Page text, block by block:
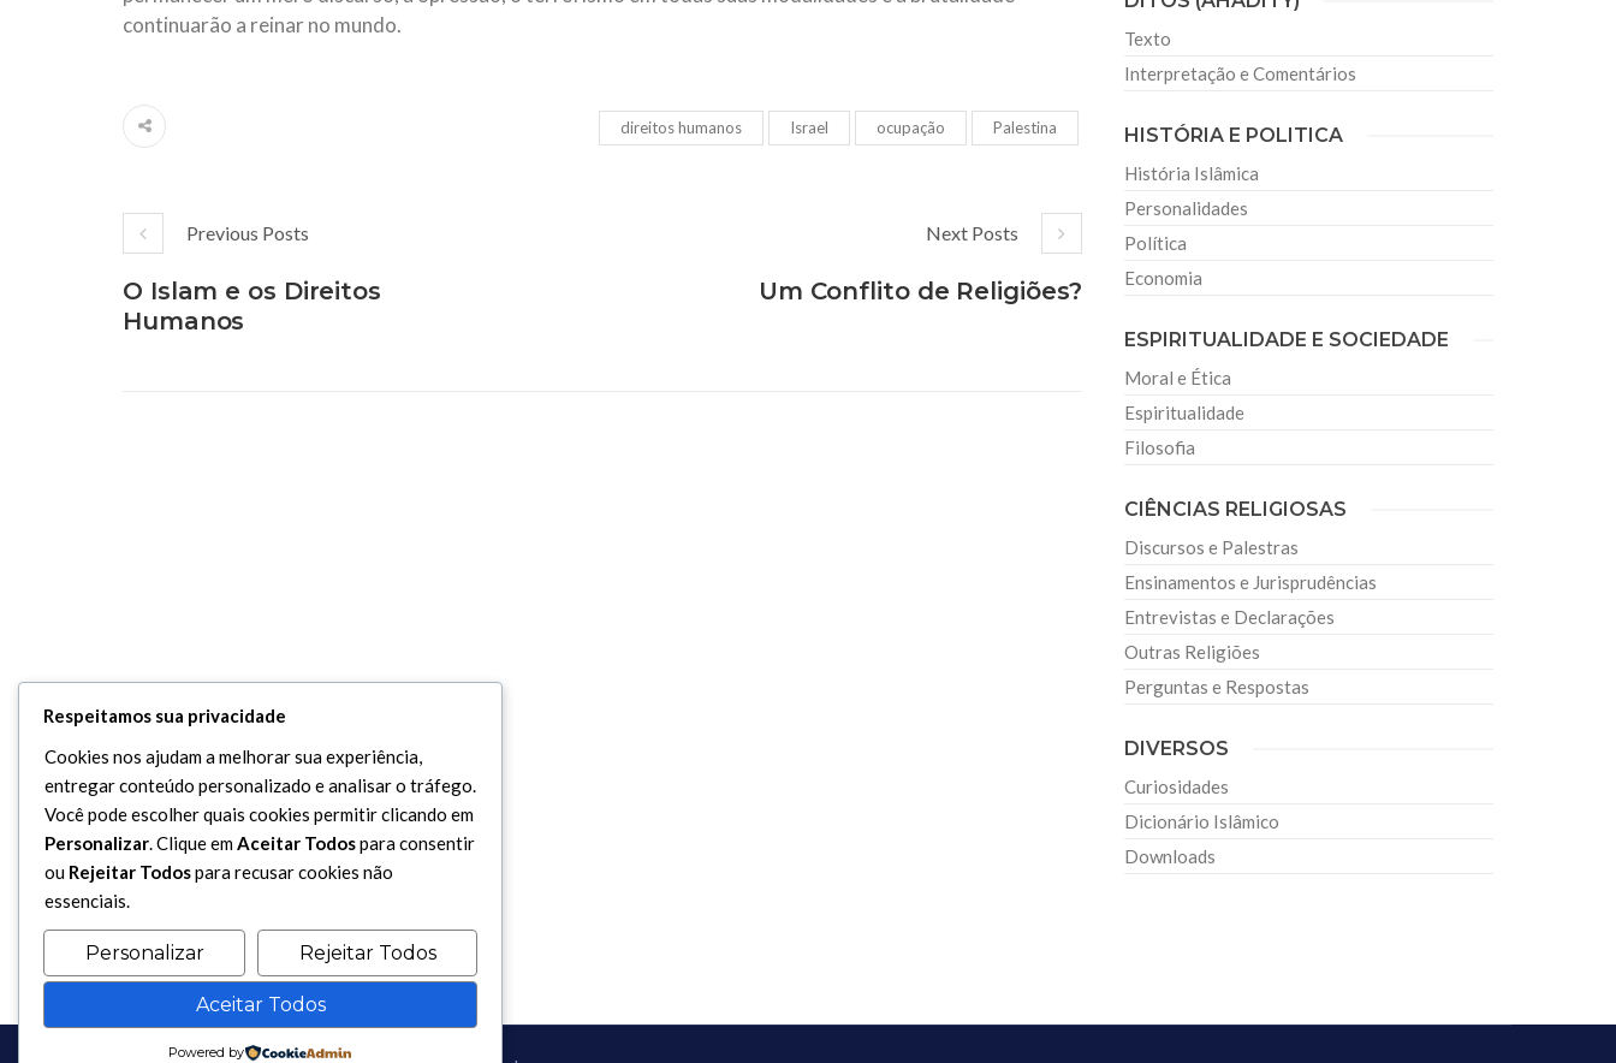
continuarão a reinar no mundo.
direitos humanos Israel ocupação Palestina
Previous Posts
O Islam e os Direitos
Humanos
Next Posts
Um Conflito de Religiões?
Texto
Interpretação e Comentários
HISTÓRIA E POLITICA
História Islâmica
Personalidades
Política
Economia
ESPIRITUALIDADE E SOCIEDADE
Moral e Ética
Espiritualidade
Filosofia
CIÊNCIAS RELIGIOSAS
Discursos e Palestras
Ensinamentos e Jurisprudências
Entrevistas e Declarações
Outras Religiões
Perguntas e Respostas
DIVERSOS
Curiosidades
Dicionário Islâmico
Downloads
Respeitamos sua privacidade
Cookies nos ajudam a melhorar sua experiência,
entregar conteúdo personalizado e analisar o tráfego.
Você pode escolher quais cookies permitir clicando em
Personalizar. Clique emAceitar Todospara consentir
ou Rejeitar Todospara recusar cookies não
essenciais.
Personalizar Rejeitar Todos
Aceitar Todos
Powered by